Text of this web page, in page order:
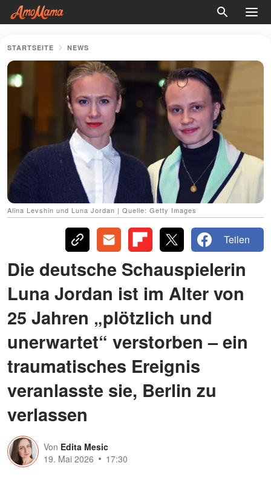
STARTSEITE NEWS
Alina Levshin und Luna Jordan | Quelle: Getty Images
Teilen
Die deutsche Schauspielerin
Luna Jordan ist im Alter von
25 Jahren „plötzlich und
unerwartet“ verstorben – ein
traumatisches Ereignis
veranlasste sie, Berlin zu
verlassen
Von Edita Mesic
19. Mai 2026
17:30